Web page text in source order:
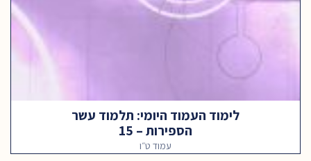
לימוד העמוד היומי: תלמוד עשר
הספירות – 15
עמוד ט״ו